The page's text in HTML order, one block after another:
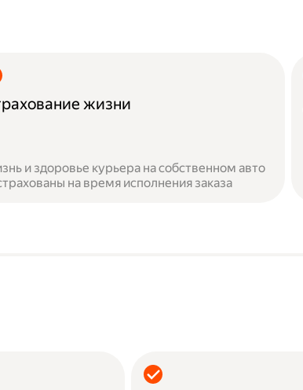
жизни
и здоровье курьера на собственном авто
на время исполнения заказа